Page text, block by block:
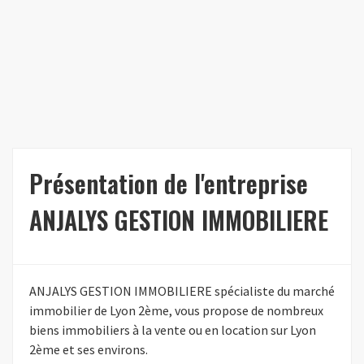
Présentation de l'entreprise
ANJALYS GESTION IMMOBILIERE
ANJALYS GESTION IMMOBILIERE spécialiste du marché
immobilier de Lyon 2ème, vous propose de nombreux
biens immobiliers à la vente ou en location sur Lyon
2ème et ses environs.